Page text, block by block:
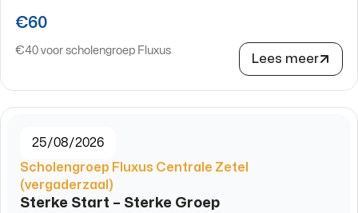
€60
€40 voor scholengroep Fluxus
Lees meer
25/08/2026
Scholengroep Fluxus Centrale Zetel
(vergaderzaal)
Sterke Start – Sterke Groep